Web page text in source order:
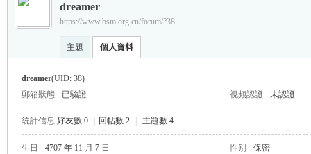
›
dreamer
https://www.bsm.org.cn/forum/?38
主題 個人資料
dreamer(UID: 38)
郵箱狀態
已驗證 視頻認證 未認證
統計信息 好友數 0 回帖數 2 主題數 4
生日 4707 年 11 月 7 日 性别 保密